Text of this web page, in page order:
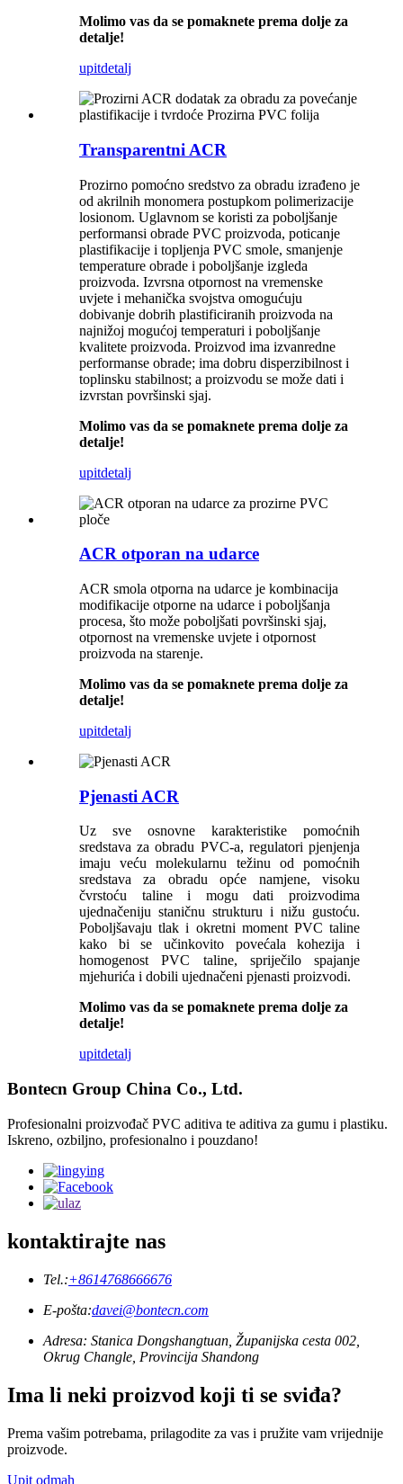
Molimo vas da se pomaknete prema dolje za
detalje!
upitdetalj
Transparentni ACR
Prozirno pomoćno sredstvo za obradu izrađeno je
od akrilnih monomera postupkom polimerizacije
losionom. Uglavnom se koristi za poboljšanje
performansi obrade PVC proizvoda, poticanje
plastifikacije i topljenja PVC smole, smanjenje
temperature obrade i poboljšanje izgleda
proizvoda. Izvrsna otpornost na vremenske
uvjete i mehanička svojstva omogućuju
dobivanje dobrih plastificiranih proizvoda na
najnižoj mogućoj temperaturi i poboljšanje
kvalitete proizvoda. Proizvod ima izvanredne
performanse obrade; ima dobru disperzibilnost i
toplinsku stabilnost; a proizvodu se može dati i
izvrstan površinski sjaj.
Molimo vas da se pomaknete prema dolje za
detalje!
upitdetalj
ACR otporan na udarce
ACR smola otporna na udarce je kombinacija
modifikacije otporne na udarce i poboljšanja
procesa, što može poboljšati površinski sjaj,
otpornost na vremenske uvjete i otpornost
proizvoda na starenje.
Molimo vas da se pomaknete prema dolje za
detalje!
upitdetalj
Pjenasti ACR
Uz sve osnovne karakteristike pomoćnih
sredstava za obradu PVC-a, regulatori pjenjenja
imaju veću molekularnu težinu od pomoćnih
sredstava za obradu opće namjene, visoku
čvrstoću taline i mogu dati proizvodima
ujednačeniju staničnu strukturu i nižu gustoću.
Poboljšavaju tlak i okretni moment PVC taline
kako bi se učinkovito povećala kohezija i
homogenost PVC taline, spriječilo spajanje
mjehurića i dobili ujednačeni pjenasti proizvodi.
Molimo vas da se pomaknete prema dolje za
detalje!
upitdetalj
Bontecn Group China Co., Ltd.
Profesionalni proizvođač PVC aditiva te aditiva za gumu i plastiku.
Iskreno, ozbiljno, profesionalno i pouzdano!
kontaktirajte nas
Tel.:+8614768666676
E-pošta:davei@bontecn.com
Adresa: Stanica Dongshangtuan, Županijska cesta 002,
Okrug Changle, Provincija Shandong
Ima li neki proizvod koji ti se sviđa?
Prema vašim potrebama, prilagodite za vas i pružite vam vrijednije
proizvode.
Upit odmah